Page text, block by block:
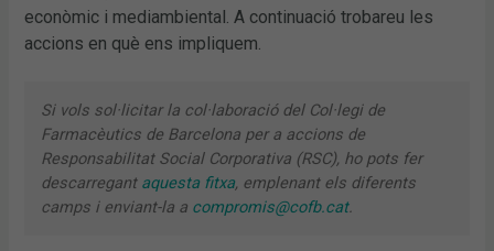
econòmic i mediambiental. A continuació trobareu les
accions en què ens impliquem.
Si vols sol·licitar la col·laboració del Col·legi de
Farmacèutics de Barcelona per a accions de
Responsabilitat Social Corporativa (RSC), ho pots fer
descarregant aquesta fitxa, emplenant els diferents
camps i enviant-la a compromis@cofb.cat.